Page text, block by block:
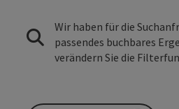
Wir haben für die
passendes buchbares
verändern Sie die